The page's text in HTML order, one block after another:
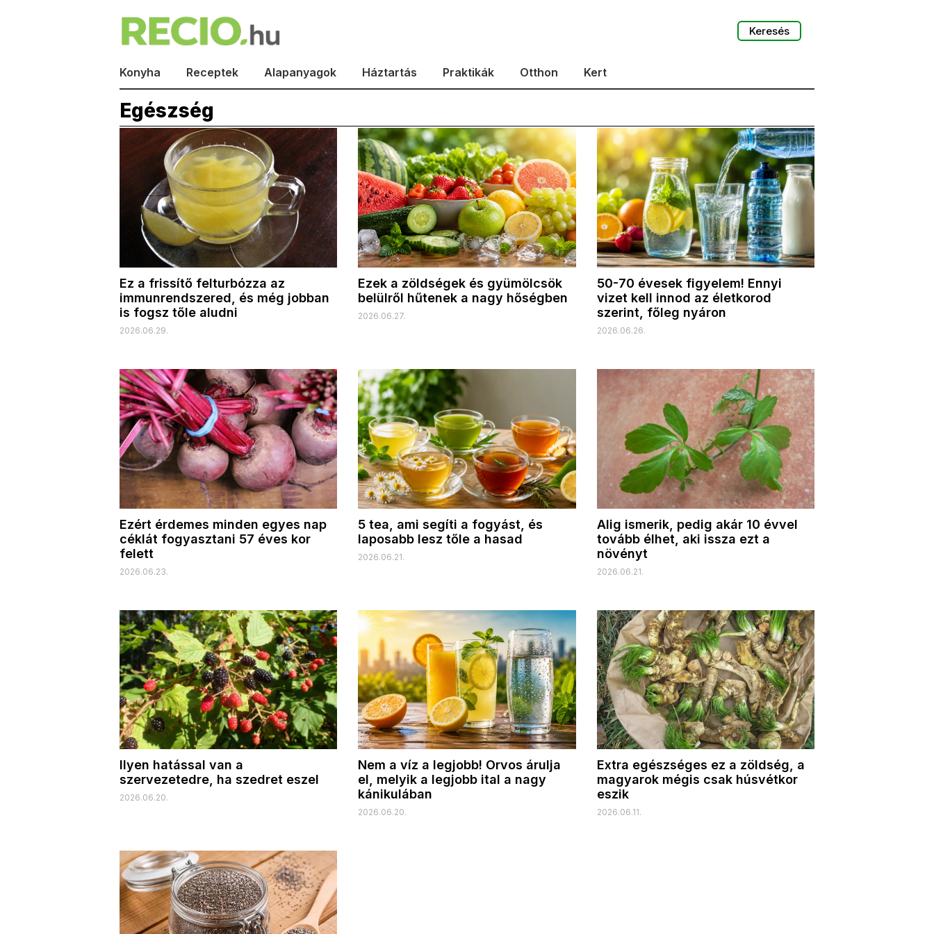
Keresés
Konyha Receptek Alapanyagok Háztartás Praktikák Otthon Kert
Egészség
Ez a frissítő felturbózza az
immunrendszered, és még jobban
is fogsz tőle aludni
2026.06.29.
Ezek a zöldségek és gyümölcsök
belülről hűtenek a nagy hőségben
2026.06.27.
50-70 évesek figyelem! Ennyi
vizet kell innod az életkorod
szerint, főleg nyáron
2026.06.26.
Ezért érdemes minden egyes nap
céklát fogyasztani 57 éves kor
felett
2026.06.23.
5 tea, ami segíti a fogyást, és
laposabb lesz tőle a hasad
2026.06.21.
Alig ismerik, pedig akár 10 évvel
tovább élhet, aki issza ezt a
növényt
2026.06.21.
Ilyen hatással van a
szervezetedre, ha szedret eszel
2026.06.20.
Nem a víz a legjobb! Orvos árulja
el, melyik a legjobb ital a nagy
kánikulában
2026.06.20.
Extra egészséges ez a zöldség, a
magyarok mégis csak húsvétkor
eszik
2026.06.11.